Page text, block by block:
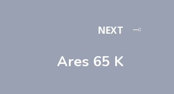
NEXT
Ares 65 K